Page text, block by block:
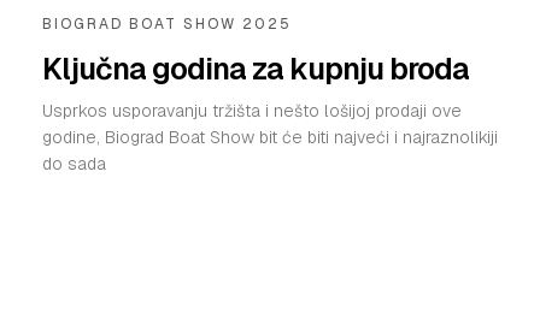
BIOGRAD BOAT SHOW 2025
Ključna godina za kupnju broda
Usprkos usporavanju tržišta i nešto lošijoj prodaji ove
godine, Biograd Boat Show bit će biti najveći i najraznolikiji
do sada